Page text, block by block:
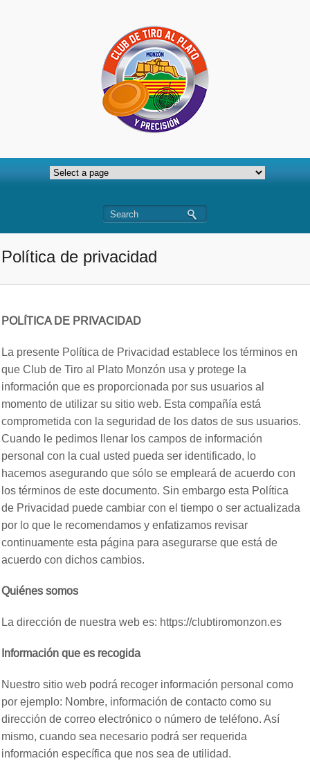
Política de privacidad
POLÍTICA DE PRIVACIDAD
La presente Política de Privacidad establece los términos en
que Club de Tiro al Plato Monzón usa y protege la
información que es proporcionada por sus usuarios al
momento de utilizar su sitio web. Esta compañía está
comprometida con la seguridad de los datos de sus usuarios.
Cuando le pedimos llenar los campos de información
personal con la cual usted pueda ser identificado, lo
hacemos asegurando que sólo se empleará de acuerdo con
los términos de este documento. Sin embargo esta Política
de Privacidad puede cambiar con el tiempo o ser actualizada
por lo que le recomendamos y enfatizamos revisar
continuamente esta página para asegurarse que está de
acuerdo con dichos cambios.
Quiénes somos
La dirección de nuestra web es: https://clubtiromonzon.es
Información que es recogida
Nuestro sitio web podrá recoger información personal como
por ejemplo: Nombre, información de contacto como su
dirección de correo electrónico o número de teléfono. Así
mismo, cuando sea necesario podrá ser requerida
información específica que nos sea de utilidad.